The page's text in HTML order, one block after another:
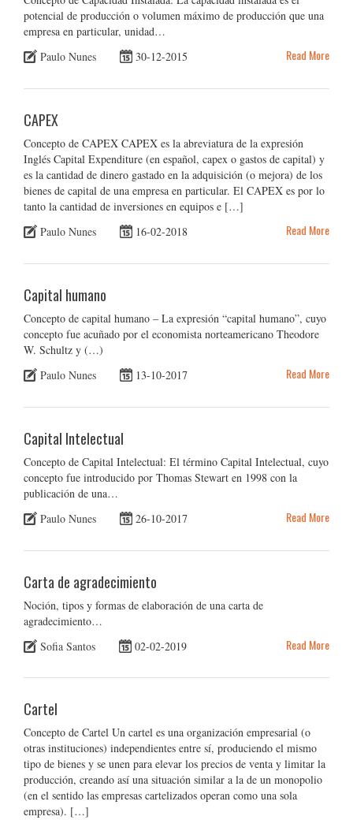
potencial de producción o volumen máximo de producción que una
empresa en particular, unidad…
Paulo Nunes
30-12-2015 Read More
CAPEX
Concepto de CAPEX CAPEX es la abreviatura de la expresión
Inglés Capital Expenditure (en español, capex o gastos de capital) y
es la cantidad de dinero gastado en la adquisición (o mejora) de los
bienes de capital de una empresa en particular. El CAPEX es por lo
tanto la cantidad de inversiones en equipos e […]
Paulo Nunes
16-02-2018 Read More
Capital humano
Concepto de capital humano – La expresión “capital humano”, cuyo
concepto fue acuñado por el economista norteamericano Theodore
W. Schultz y (…)
Paulo Nunes
13-10-2017 Read More
Capital Intelectual
Concepto de Capital Intelectual: El término Capital Intelectual, cuyo
concepto fue introducido por Thomas Stewart en 1998 con la
publicación de una…
Paulo Nunes
26-10-2017 Read More
Carta de agradecimiento
Noción, tipos y formas de elaboración de una carta de
agradecimiento…
Sofia Santos
02-02-2019 Read More
Cartel
Concepto de Cartel Un cartel es una organización empresarial (o
otras instituciones) independientes entre sí, produciendo el mismo
tipo de bienes y se unen para elevar los precios de venta y limitar la
producción, creando así una situación similar a la de un monopolio
(en el sentido las empresas cartelizados operan como una sola
empresa). […]